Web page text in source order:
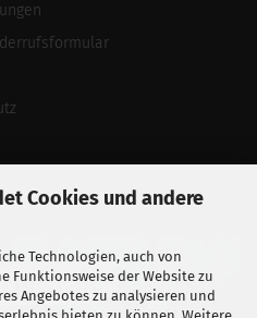
Cookies und andere
Technologien, auch von
Funktionsweise der Website zu
Angebotes zu analysieren und